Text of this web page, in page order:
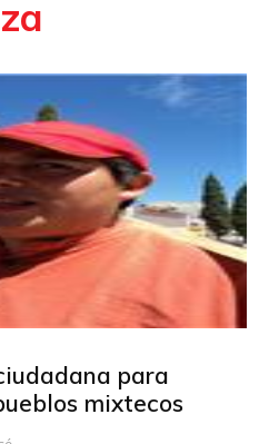
para
mixtecos